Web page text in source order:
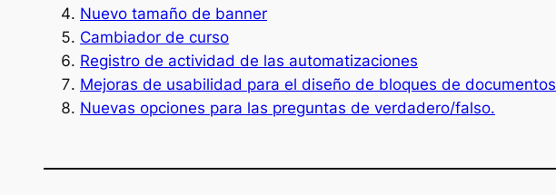
Nuevo tamaño de banner
Cambiador de curso
Registro de actividad de las automatizaciones
Mejoras de usabilidad para el diseño de bloques de documentos
Nuevas opciones para las preguntas de verdadero/falso.